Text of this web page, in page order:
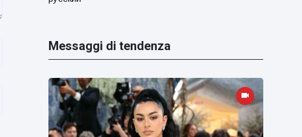
Messaggi di tendenza